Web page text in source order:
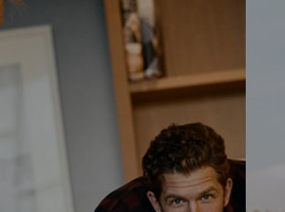
A culture to
cherish
Our people always make
guests their top priority! Our
warm and welcoming
atmosphere creates the
right setting for you to